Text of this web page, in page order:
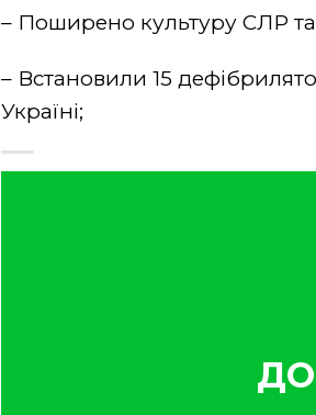
– Поширено культуру СЛР
– Встановили 15
Україні;